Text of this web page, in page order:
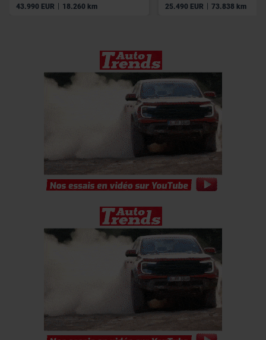
43.990 EUR | 18.260 km
25.490 EUR | 73.838 km